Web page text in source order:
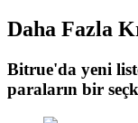
Kripto destekli
Daha Fazla
Bitrue'da yeni
paraların bir